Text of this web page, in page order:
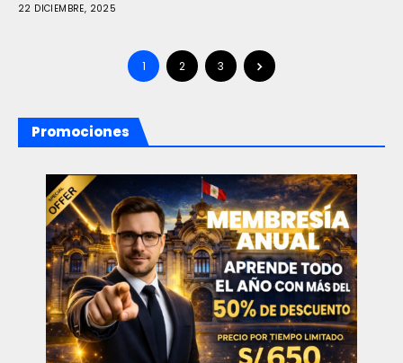
22 DICIEMBRE, 2025
1 2 3
Promociones